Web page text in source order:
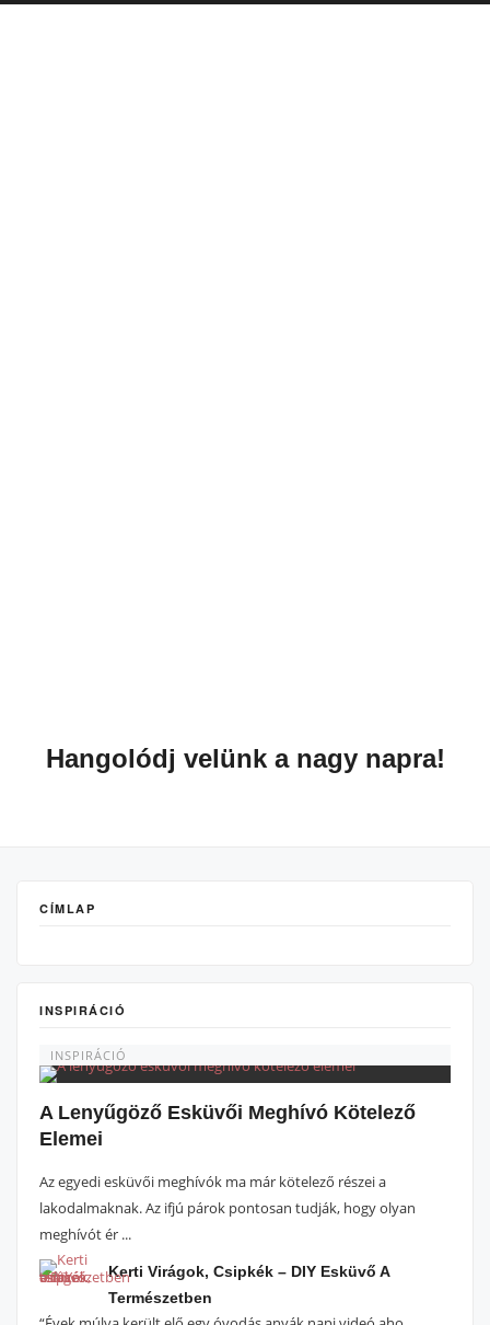
Hangolódj velünk a nagy napra!
CÍMLAP
INSPIRÁCIÓ
INSPIRÁCIÓ
A Lenyűgöző Esküvői Meghívó Kötelező
Elemei
Az egyedi esküvői meghívók ma már kötelező részei a
lakodalmaknak. Az ifjú párok pontosan tudják, hogy olyan
meghívót ér ...
Kerti Virágok, Csipkék – DIY Esküvő A
Természetben